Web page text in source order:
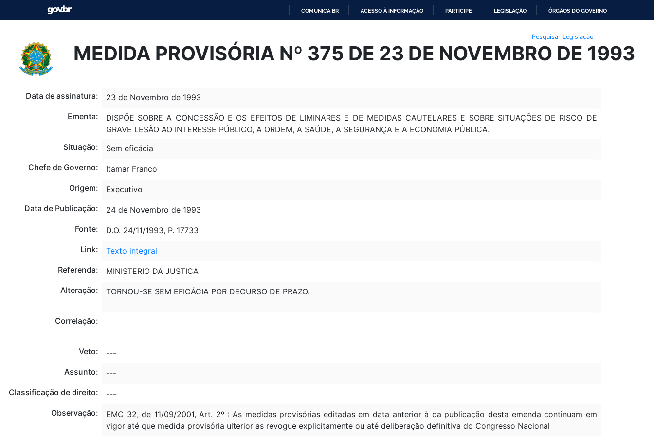
O
CONTEÚDO
COMUNICA BR ACESSO À INFORMAÇÃO PARTICIPE LEGISLAÇÃO ÓRGÃOS DO GOVERNO
Pesquisar Legislação
MEDIDA PROVISÓRIA Nº 375 DE 23 DE NOVEMBRO DE 1993
Data de assinatura:
23 de Novembro de 1993
Ementa:
DISPÕE SOBRE A CONCESSÃO E OS EFEITOS DE LIMINARES E DE MEDIDAS CAUTELARES E SOBRE SITUAÇÕES DE RISCO DE
GRAVE LESÃO AO INTERESSE PÚBLICO, A ORDEM, A SAÚDE, A SEGURANÇA E A ECONOMIA PÚBLICA.
Situação:
Sem eficácia
Chefe de Governo:
Itamar Franco
Origem:
Executivo
Data de Publicação:
24 de Novembro de 1993
Fonte:
D.O. 24/11/1993, P. 17733
Link:
Texto integral
Referenda:
MINISTERIO DA JUSTICA
Alteração:
TORNOU-SE SEM EFICÁCIA POR DECURSO DE PRAZO.
Correlação:
Veto:
---
Assunto:
---
Classificação de direito:
---
Observação:
EMC 32, de 11/09/2001, Art. 2º : As medidas provisórias editadas em data anterior à da publicação desta emenda continuam em
vigor até que medida provisória ulterior as revogue explicitamente ou até deliberação definitiva do Congresso Nacional